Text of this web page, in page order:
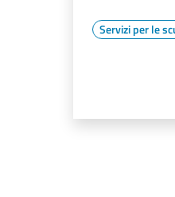
Servizi per le